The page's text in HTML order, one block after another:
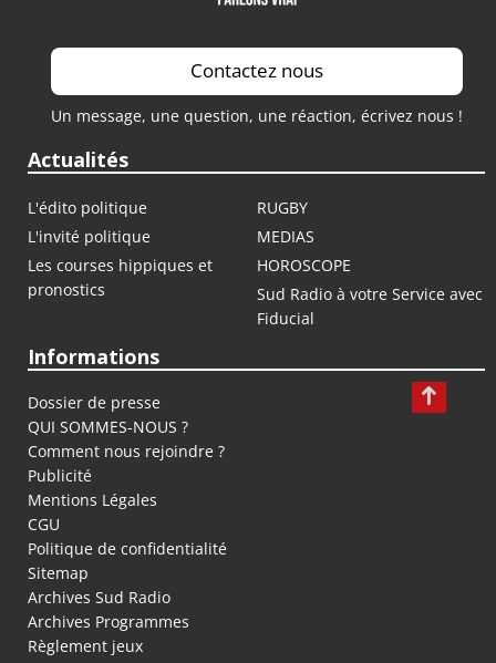
Contactez nous
Un message, une question, une réaction, écrivez nous !
Actualités
L'édito politique
RUGBY
L'invité politique
MEDIAS
Les courses hippiques et
pronostics
HOROSCOPE
Sud Radio à votre Service avec
Fiducial
Informations
Dossier de presse
QUI SOMMES-NOUS ?
Comment nous rejoindre ?
Publicité
Mentions Légales
CGU
Politique de confidentialité
Sitemap
Archives Sud Radio
Archives Programmes
Règlement jeux